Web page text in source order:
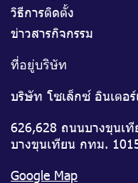
วิธีการติดตั้ง
ข่าวสารกิจกรรม
ที่อยู่บริษัท
บริษัท โซเล็กซ์ อินเตอร์
626,628 ถนนบางขุนเ
บางขุนเทียน กทม.
Google Map